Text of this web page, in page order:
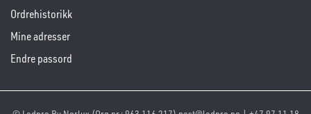
Ordrehistorikk
Mine adresser
Endre passord